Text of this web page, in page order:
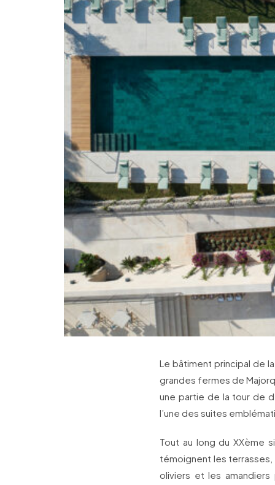
Le bâtiment principal de
grandes fermes de
une partie de la tour de
l’une des suites
Tout au long du XXème
témoignent les terrasses,
oliviers et les